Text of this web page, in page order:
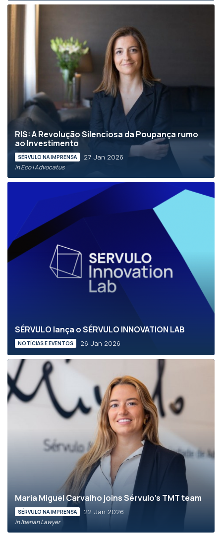
RIS: A Revolução Silenciosa da Poupança rumo
ao Investimento
SÉRVULO NA IMPRENSA 27 Jan 2026
in Eco | Advocatus
SÉRVULO lança o SÉRVULO INNOVATION LAB
NOTÍCIAS E EVENTOS 26 Jan 2026
Maria Miguel Carvalho joins Sérvulo’s TMT team
SÉRVULO NA IMPRENSA 22 Jan 2026
in Iberian Lawyer